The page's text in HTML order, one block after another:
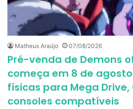
Matheus Araújo 07/08/2026
Pré-venda de Demons
começa em 8 de
físicas para Mega Drive,
consoles compatíveis